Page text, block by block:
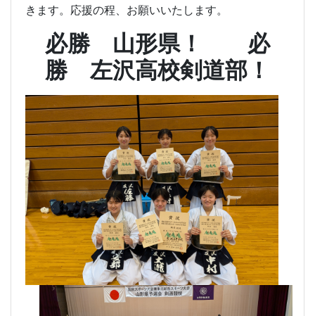
きます。応援の程、お願いいたします。
必勝 山形県！ 必
勝 左沢高校剣道部！